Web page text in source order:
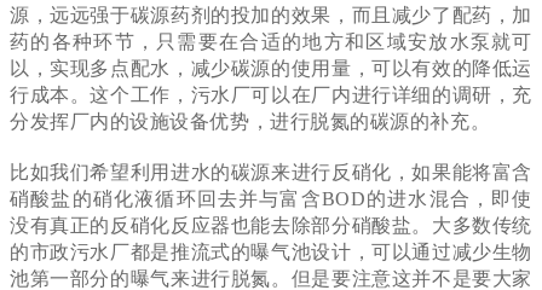
源，远远强于碳源药剂的投加的效果，而且减少了配药，加
药的各种环节，只需要在合适的地方和区域安放水泵就可
以，实现多点配水，减少碳源的使用量，可以有效的降低运
行成本。这个工作，污水厂可以在厂内进行详细的调研，充
分发挥厂内的设施设备优势，进行脱氮的碳源的补充。
比如我们希望利用进水的碳源来进行反硝化，如果能将富含
硝酸盐的硝化液循环回去并与富含BOD的进水混合，即使
没有真正的反硝化反应器也能去除部分硝酸盐。大多数传统
的市政污水厂都是推流式的曝气池设计，可以通过减少生物
池第一部分的曝气来进行脱氮。但是要注意这并不是要大家